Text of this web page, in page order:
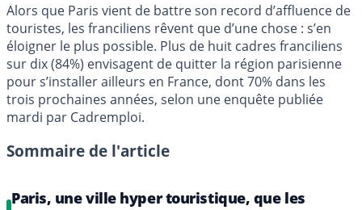
Alors que Paris vient de battre son record d’affluence de
touristes, les franciliens rêvent que d’une chose : s’en
éloigner le plus possible. Plus de huit cadres franciliens
sur dix (84%) envisagent de quitter la région parisienne
pour s’installer ailleurs en France, dont 70% dans les
trois prochaines années, selon une enquête publiée
mardi par Cadremploi.
Sommaire de l'article
Paris, une ville hyper touristique, que les